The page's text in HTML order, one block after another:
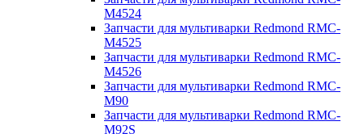
M4524
Запчасти для мультиварки Redmond RMC-
M4525
Запчасти для мультиварки Redmond RMC-
M4526
Запчасти для мультиварки Redmond RMC-
M90
Запчасти для мультиварки Redmond RMC-
M92S